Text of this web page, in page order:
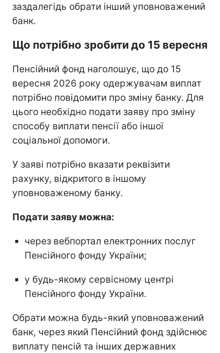
заздалегідь обрати інший уповноважений
банк.
Що потрібно зробити до 15 вересня
Пенсійний фонд наголошує, що до 15
вересня 2026 року одержувачам виплат
потрібно повідомити про зміну банку. Для
цього необхідно подати заяву про зміну
способу виплати пенсії або іншої
соціальної допомоги.
У заяві потрібно вказати реквізити
рахунку, відкритого в іншому
уповноваженому банку.
Подати заяву можна:
через вебпортал електронних послуг
Пенсійного фонду України;
у будь-якому сервісному центрі
Пенсійного фонду України.
Обрати можна будь-який уповноважений
банк, через який Пенсійний фонд здійснює
виплату пенсій та інших державних